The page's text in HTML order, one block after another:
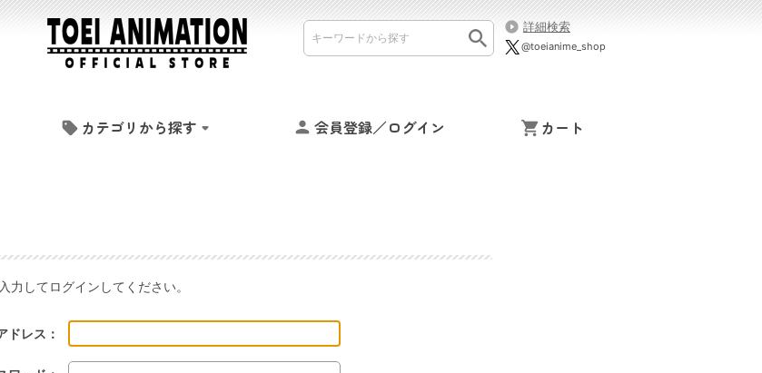
詳細検索
@toeianime_shop
カテゴリから探す 会員登録／ログイン カート
力してログインしてください。
ドレス：